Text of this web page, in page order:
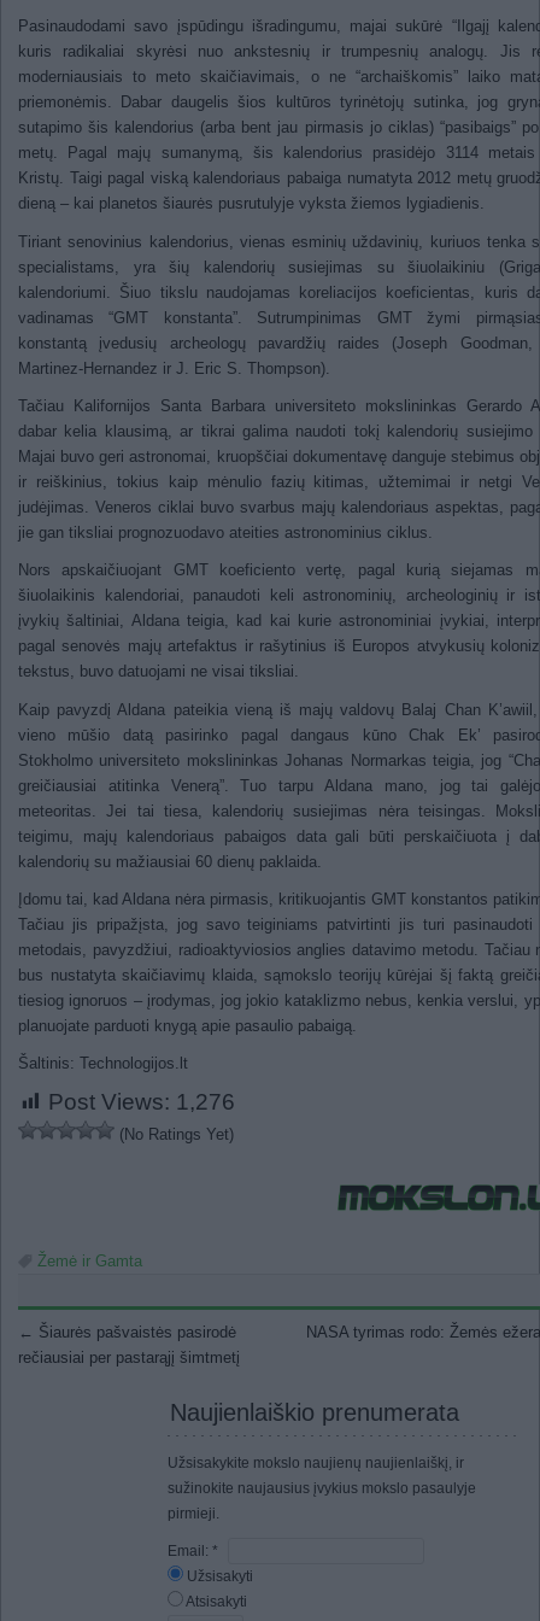
Pasinaudodami savo įspūdingu išradingumu, majai sukūrė “Ilgajį
kuris radikaliai skyrėsi nuo ankstesnių ir trumpesnių analogų. Jis
moderniausiais to meto skaičiavimais, o ne “archaiškomis” laiko
priemonėmis. Dabar daugelis šios kultūros tyrinėtojų sutinka, jog
sutapimo šis kalendorius (arba bent jau pirmasis jo ciklas) “pasibaigs”
metų. Pagal majų sumanymą, šis kalendorius prasidėjo 3114
Kristų. Taigi pagal viską kalendoriaus pabaiga numatyta 2012 metų
dieną – kai planetos šiaurės pusrutulyje vyksta žiemos lygiadienis.
Tiriant senovinius kalendorius, vienas esminių uždavinių, kuriuos tenka
specialistams, yra šių kalendorių susiejimas su šiuolaikiniu
kalendoriumi. Šiuo tikslu naudojamas koreliacijos koeficientas, kuris
vadinamas “GMT konstanta”. Sutrumpinimas GMT žymi
konstantą įvedusių archeologų pavardžių raides (Joseph Goodman,
Martinez-Hernandez ir J. Eric S. Thompson).
Tačiau Kalifornijos Santa Barbara universiteto mokslininkas Gerardo
dabar kelia klausimą, ar tikrai galima naudoti tokį kalendorių susiejimo
Majai buvo geri astronomai, kruopščiai dokumentavę danguje stebimus
ir reiškinius, tokius kaip mėnulio fazių kitimas, užtemimai ir netgi
judėjimas. Veneros ciklai buvo svarbus majų kalendoriaus aspektas,
jie gan tiksliai prognozuodavo ateities astronominius ciklus.
Nors apskaičiuojant GMT koeficiento vertę, pagal kurią siejamas
šiuolaikinis kalendoriai, panaudoti keli astronominių, archeologinių ir
įvykių šaltiniai, Aldana teigia, kad kai kurie astronominiai įvykiai,
pagal senovės majų artefaktus ir rašytinius iš Europos atvykusių
tekstus, buvo datuojami ne visai tiksliai.
Kaip pavyzdį Aldana pateikia vieną iš majų valdovų Balaj Chan
vieno mūšio datą pasirinko pagal dangaus kūno Chak Ek’
Stokholmo universiteto mokslininkas Johanas Normarkas teigia, jog
greičiausiai atitinka Venerą”. Tuo tarpu Aldana mano, jog tai
meteoritas. Jei tai tiesa, kalendorių susiejimas nėra teisingas.
teigimu, majų kalendoriaus pabaigos data gali būti perskaičiuota į
kalendorių su mažiausiai 60 dienų paklaida.
Įdomu tai, kad Aldana nėra pirmasis, kritikuojantis GMT konstantos
Tačiau jis pripažįsta, jog savo teiginiams patvirtinti jis turi pasinaudoti
metodais, pavyzdžiui, radioaktyviosios anglies datavimo metodu. Tačiau
bus nustatyta skaičiavimų klaida, sąmokslo teorijų kūrėjai šį faktą
tiesiog ignoruos – įrodymas, jog jokio kataklizmo nebus, kenkia verslui,
planuojate parduoti knygą apie pasaulio pabaigą.
Šaltinis: Technologijos.lt
Post Views: 1,276
(No Ratings Yet)
Žemė ir Gamta
Post navigation
← Šiaurės pašvaistės pasirodė
rečiausiai per pastarąjį šimtmetį
NASA tyrimas rodo: Žemės
Naujienlaiškio prenumerata
Užsisakykite mokslo naujienų naujienlaiškį, ir
sužinokite naujausius įvykius mokslo pasaulyje
pirmieji.
Email: *
Užsisakyti
Atsisakyti